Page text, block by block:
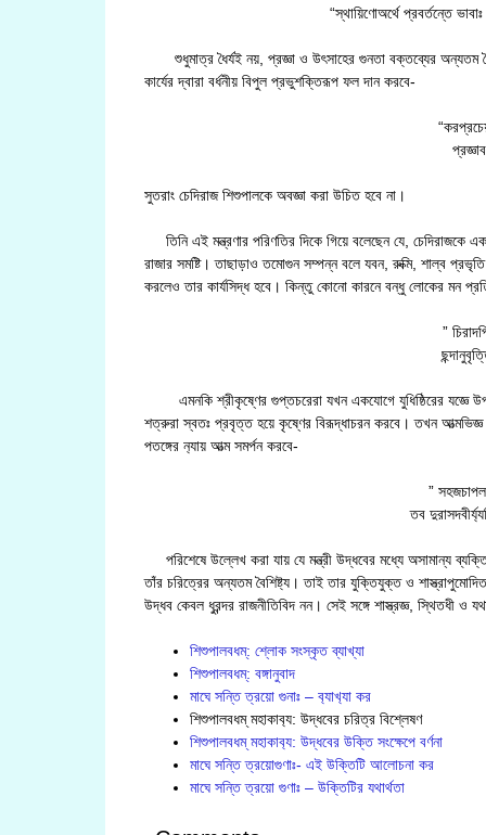
“স্থায়িণোঅর্থে প্রবর্তন্তে
শুধুমাত্র ধৈর্যই নয়, প্রজ্ঞা ও উৎসাহের গুনতা বক্তব্যের অন্যতম
কার্যের দ্বারা বর্ধনীয় বিপুল প্রভুশক্তিরূপ ফল দান করবে-
সুতরাং চেদিরাজ শিশুপালকে অবজ্ঞা করা উচিত হবে না।
তিনি এই মন্ত্রণার পরিণতির দিকে গিয়ে বলেছেন যে, চেদিরাজকে
রাজার সমষ্টি। তাছাড়াও তমোগুন সম্পন্ন বলে যবন, রুক্মি, শাল্ব
করলেও তার কার্যসিদ্ধ হবে। কিন্তু কোনো কারনে বন্ধু লোকের মন
”
এমনকি শ্রীকৃষ্ণের গুপ্তচরেরা যখন একযোগে যুধিষ্ঠিরের যজ্ঞে
শত্রুরা স্বতঃ প্রবৃত্ত হয়ে কৃষ্ণের বিরূদ্ধাচরন করবে। তখন
পতঙ্গের ন‍্যায় আত্ম সমর্পন করবে-
”
তব
পরিশেষে উল্লেখ করা যায় যে মন্ত্রী উদ্ধবের মধ্যে অসামান্য
তাঁর চরিত্রের অন্যতম বৈশিষ্ট্য। তাই তার যুক্তিযুক্ত ও
উদ্ধব কেবল ধুরন্দর রাজনীতিবিদ নন। সেই সঙ্গে শাস্ত্রজ্ঞ, স্থিতধী ও
শিশুপালবধম্: শ্লোক সংস্কৃত ব্যাখ্যা
শিশুপালবধম্: বঙ্গানুবাদ
মাঘে সন্তি ত্রয়ো গুনাঃ – ব‍্যাখ‍্যা কর
শিশুপালবধম্ মহাকাব‍্য: উদ্ধবের চরিত্র বিশ্লেষণ
শিশুপালবধম্ মহাকাব‍্য: উদ্ধবের উক্তি সংক্ষেপে বর্ণনা
মাঘে সন্তি ত্রয়োগুণাঃ- এই উক্তিটি আলোচনা কর
মাঘে সন্তি ত্রয়ো গুণাঃ – উক্তিটির যথার্থতা